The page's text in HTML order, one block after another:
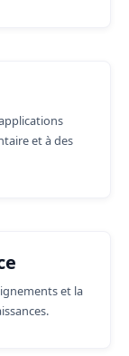
et à des
et la